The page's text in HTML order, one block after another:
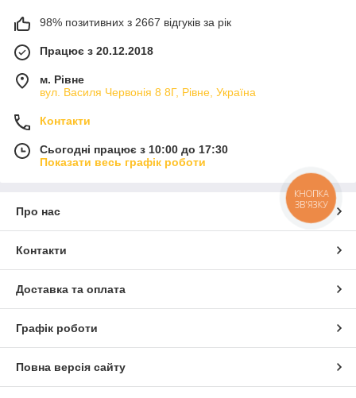
98% позитивних з 2667 відгуків за рік
Працює з 20.12.2018
м. Рівне
вул. Василя Червонія 8 8Г, Рівне, Україна
Контакти
Сьогодні працює з 10:00 до 17:30
Показати весь графік роботи
Про нас
Контакти
Доставка та оплата
Графік роботи
Повна версія сайту
КНОПКА
ЗВ'ЯЗКУ